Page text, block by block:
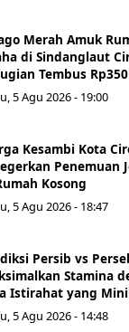
Merah Amuk
di Sindanglaut
Tembus
5 Agu 2026 - 19:00
Kesambi Kota
Penemuan
Kosong
5 Agu 2026 - 18:47
Persib vs
Stamina
Istirahat yang
5 Agu 2026 - 14:48